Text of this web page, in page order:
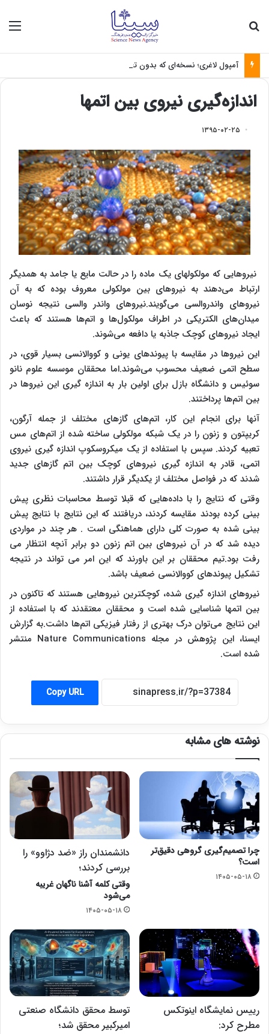
آمپول لاغری؛ نسخه‌ای که بدون تغذیه خطرناک می‌شود
اندازه‌گیری نیروی‌ بین اتمها
۱۳۹۵-۰۲-۲۵
نیروهایی که مولکولهای یک ماده را در حالت مایع یا جامد به همدیگر
ارتباط می‌دهند به نیروهای بین مولکولی معروف بوده که به آن
نیروهای واندروالسی می‌گویند.نیروهای واندر والسی نتیجه نوسان
میدان‌های الکتریکی در اطراف مولکول‌ها و اتم‌ها هستند که باعث
ایجاد نیروهای کوچک جاذبه یا دافعه می‌شوند.
این نیروها در مقایسه با پیوندهای یونی و کووالانسی بسیار قوی، در
سطح اتمی ضعیف محسوب می‌شوند.اما محققان موسسه علوم نانو
سوئیس و دانشگاه بازل برای اولین بار به اندازه گیری این نیروها در
بین اتم‌ها پرداختند.
آنها برای انجام این کار، اتم‌های گازهای مختلف از جمله آرگون،
کریپتون و زنون را در یک شبکه مولکولی ساخته شده از اتم‌های مس
تعبیه کردند. سپس با استفاده از یک میکروسکوپ اندازه گیری نیروی
اتمی، قادر به اندازه گیری نیروهای کوچک بین اتم گازهای جدید
شدند که در فواصل مختلف از یکدیگر قرار داشتند.
وقتی که نتایج را با داده‌هایی که قبلا توسط محاسبات نظری پیش
بینی کرده بودند مقایسه کردند، دریافتند که این نتایج با نتایج پیش
بینی شده به صورت کلی دارای هماهنگی است . هر چند در مواردی
دیده شد که در آن نیروهای بین اتم زنون دو برابر آنچه انتظار می
رفت بود.تیم محققان بر این باورند که این امر می تواند در نتیجه
تشکیل پیوندهای کووالانسی ضعیف باشد.
نیروهای اندازه گیری شده، کوچکترین نیروهایی هستند که تاکنون در
بین اتمها شناسایی شده است و محققان معتقدند که با استفاده از
این نتایج می‌توان درک بهتری از رفتار فیزیکی اتم‌ها داشت.به گزارش
ایسنا، این پژوهش در مجله Nature Communications منتشر
شده است.
Copy URL
نوشته های مشابه
چرا تصمیم‌گیری گروهی دقیق‌تر
است؟
۱۴۰۵-۰۵-۱۸
دانشمندان راز «ضد دژاوو» را
بررسی کردند؛
وقتی کلمه آشنا ناگهان غریبه
می‌شود
۱۴۰۵-۰۵-۱۸
رییس نمایشگاه اینوتکس
مطرح کرد:
توسط محقق دانشگاه صنعتی
امیرکبیر محقق شد؛